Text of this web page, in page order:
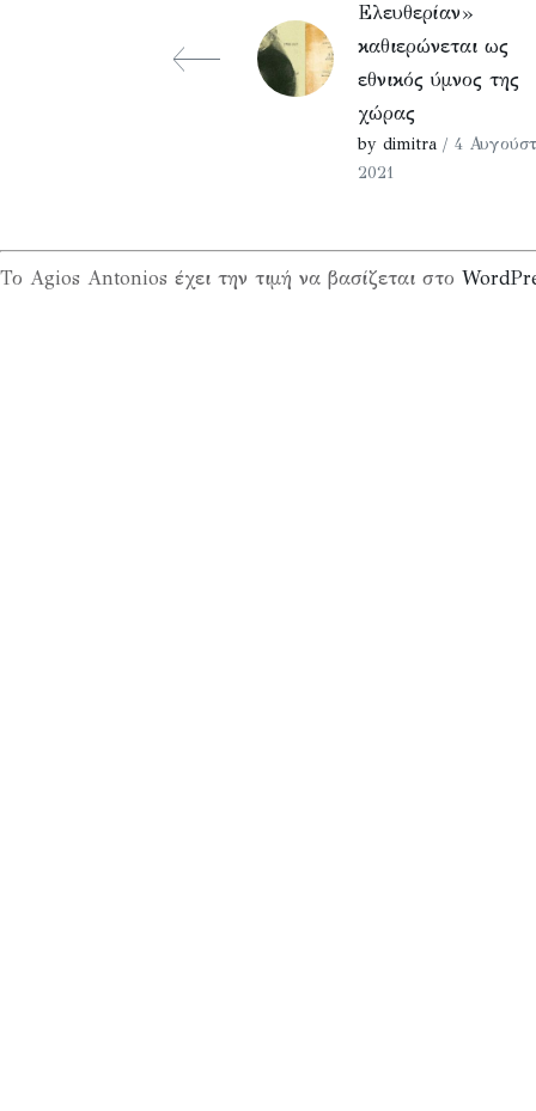
Ελευθερίαν»
καθιερώνεται ως
εθνικός ύμνος της
χώρας
by dimitra / 4
2021
Το Agios Antonios έχει την τιμή να βασίζεται στο